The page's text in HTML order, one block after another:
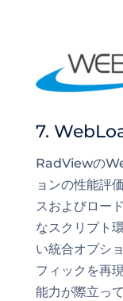
7.
RadViewの
ョンの性能評
スおよびロー
なスクリプト
い統合オプシ
フィックを再
能力が際立っ